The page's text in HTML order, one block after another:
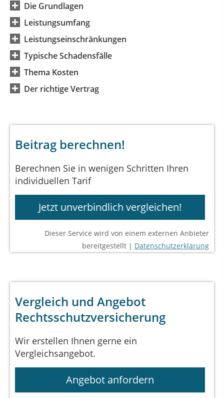
Die Grundlagen
Leistungsumfang
Leistungseinschränkungen
Typische Schadensfälle
Thema Kosten
Der richtige Vertrag
Beitrag berechnen!
Berechnen Sie in wenigen Schritten Ihren
individuellen Tarif
Jetzt unverbindlich vergleichen!
Dieser Service wird von einem externen Anbieter
bereitgestellt | Datenschutzerklärung
Vergleich und Angebot
Rechtsschutzversicherung
Wir erstellen Ihnen gerne ein
Vergleichsangebot.
Angebot anfordern